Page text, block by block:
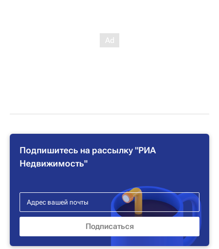
Подпишитесь на рассылку "РИА
Недвижимость"